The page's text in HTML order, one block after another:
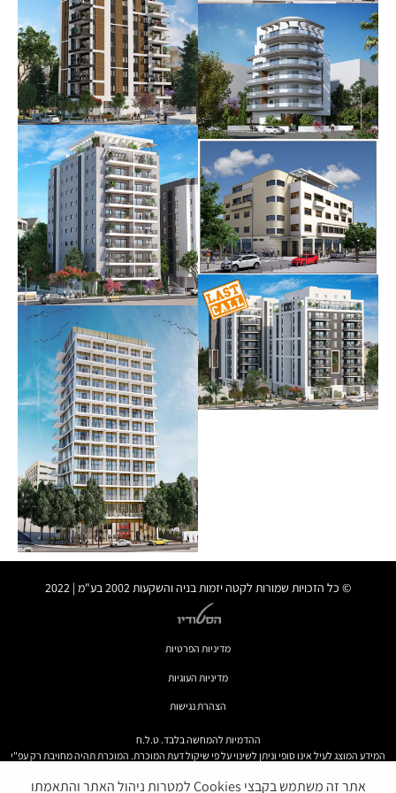
אוכלס
ברנר 30
אוכלס
קטה בכפר גנים |
בית יהלום
אוכלס
זכרון משה 8
אוכלס
כרמלי 14
אוכלס
הבנק הטמפלרי
עתידי
© כל הזכויות שמורות לקטה יזמות בניה והשקעות 2002 בע"מ | 2022
מדיניות הפרטיות
מדיניות העוגיות
הצהרת נגישות
ההדמיות להמחשה בלבד. ט.ל.ח
המידע המוצג לעיל אינו סופי וניתן לשינוי על פי שיקול דעת המוכרת. המוכרת תהיה מחויבת רק עפ"י
אתר זה משתמש בקבצי Cookies למטרות ניהול האתר והתאמתו